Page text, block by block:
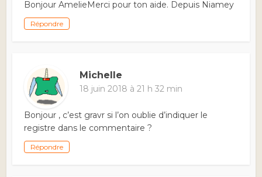
Bonjour AmelieMerci pour ton aide. Depuis Niamey
Répondre
Michelle
18 juin 2018 à 21 h 32 min
Bonjour , c’est gravr si l’on oublie d’indiquer le
registre dans le commentaire ?
Répondre